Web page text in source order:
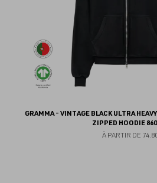
GRAMMA - VINTAGE BLACK ULTRA
ZIPPED HOODIE
À PARTIR DE